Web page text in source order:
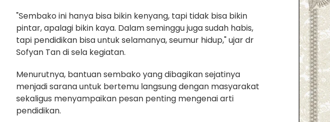
"Sembako ini hanya bisa bikin kenyang, tapi tidak bisa bikin
pintar, apalagi bikin kaya. Dalam seminggu juga sudah habis,
tapi pendidikan bisa untuk selamanya, seumur hidup," ujar dr
Sofyan Tan di sela kegiatan.
Menurutnya, bantuan sembako yang dibagikan sejatinya
menjadi sarana untuk bertemu langsung dengan masyarakat
sekaligus menyampaikan pesan penting mengenai arti
pendidikan.